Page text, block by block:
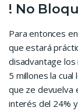
! No
Para entonces
que estará
disadvantage
5 millones la
que ze devuelva
interés del 24%